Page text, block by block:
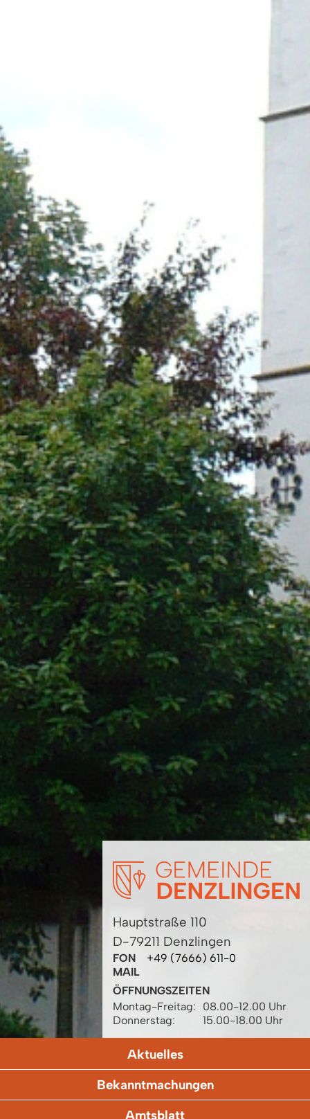
Hauptstraße 110
D-79211 Denzlingen
FON
+49 (7666) 611-0
MAIL
ÖFFNUNGSZEITEN
Montag-Freitag:
08.00-12.00 Uhr
Donnerstag:
15.00-18.00 Uhr
Aktuelles
Bekanntmachungen
Amtsblatt